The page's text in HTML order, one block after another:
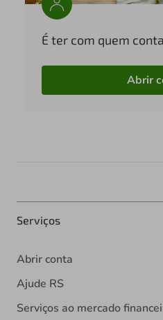
É ter com quem
Abrir
Serviços
Abrir conta
Ajude RS
Serviços ao mercado